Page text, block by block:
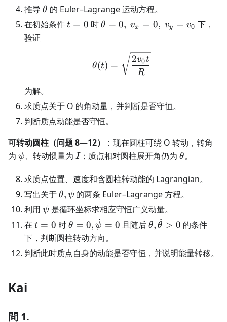
推导 \theta
θ 的 Euler–Lagrange 运动方程。
在初始条件t=0
t = 0 时\theta=0,\
θ = 0, vx = 0, vy = v0 下，
验证
θ(t) =
R
2v0t
为解。
求质点关于 O 的角动量，并判断是否守恒。
判断质点动能是否守恒。
可转动圆柱（问题 8—12）
：现在圆柱可绕 O 转动，转角
为 \psi
ψ、转动惯量为 I
I；质点相对圆柱展开角仍为\theta
θ。
求质点位置、速度和含圆柱转动能的 Lagrangian。
写出关于\theta,\psi
θ, ψ 的两条 Euler–Lagrange 方程。
利用 \psi
ψ 是循环坐标求相应守恒广义动量。
在 t=0
t = 0 时\theta=0,\dot\psi=0
θ = 0, ψ
˙ = 0 且随后 θ, θ
˙ > 0 的条件
下，判断圆柱转动方向。
判断此时质点自身的动能是否守恒，并说明能量转移。
Kai
問 1.